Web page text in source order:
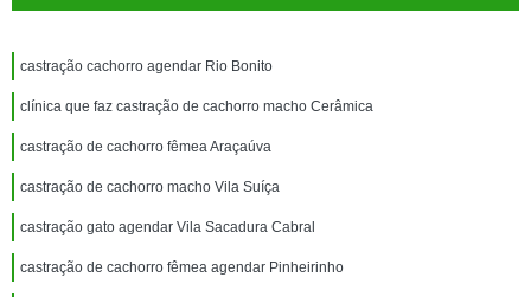
castração cachorro agendar Rio Bonito
clínica que faz castração de cachorro macho Cerâmica
castração de cachorro fêmea Araçaúva
castração de cachorro macho Vila Suíça
castração gato agendar Vila Sacadura Cabral
castração de cachorro fêmea agendar Pinheirinho